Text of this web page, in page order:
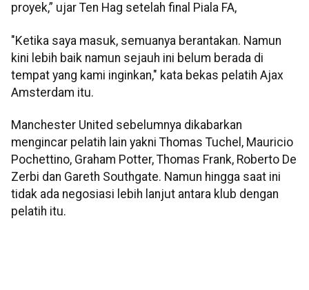
proyek,” ujar Ten Hag setelah final Piala FA,
"Ketika saya masuk, semuanya berantakan. Namun
kini lebih baik namun sejauh ini belum berada di
tempat yang kami inginkan," kata bekas pelatih Ajax
Amsterdam itu.
Manchester United sebelumnya dikabarkan
mengincar pelatih lain yakni Thomas Tuchel, Mauricio
Pochettino, Graham Potter, Thomas Frank, Roberto De
Zerbi dan Gareth Southgate. Namun hingga saat ini
tidak ada negosiasi lebih lanjut antara klub dengan
pelatih itu.